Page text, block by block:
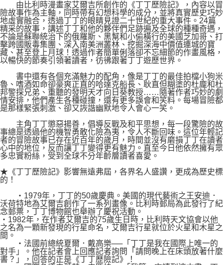
由比利時漫畫家艾爾吉所創作的《丁丁歷險記》，內容以冒
險故事作為主軸，同時帶有幻想科學的成分，並將真實歷史巧妙
地虛實融合，透過丁丁的眼睛見證二十世紀的重大事件。24篇
精采的故事，講述丁丁和他的夥伴們足跡遍及全球的種種奇遇，
不論是蘇聯統治下的俄羅斯、黑幫和小偷橫行的美國芝加哥、打
擊跨國販毒集團、深入南美洲叢林、挖掘深海中價值連城的寶
藏、甚至登上月球！透過作者簡單俐落卻不忘細節的作畫風格，
以暢快的節奏引領著讀者，彷彿跟著丁丁遊歷世界。
書中還有各個充滿魅力的配角，像是丁丁的最佳拍檔小狗米
魯、嗜酒如命卻豪爽正直的哈達克船長、耿直但糊塗的杜龐和杜
邦警探兄弟、重聽的發明天才向日葵教授……隨著作者巧妙的劇
情安排，他們產生各種碰撞，還有更多誤會和笑料。每場冒險都
是那樣緊張刺激、卻又詼諧幽默地令人會心一笑。
主角丁丁懲惡揚善，倡導反戰及和平思想，每一段驚險的故
事總是透過他的機智勇敢化險為夷，令人不斷回味。這位年輕記
者的冒險故事已存在近百年的歲月，時間並沒有磨損丁丁在讀者
心中的地位，反而讓丁丁變得更有魅力。直至今日他依然擁有眾
多忠實粉絲，受到全球不分年齡層讀者喜愛。
★《丁丁歷險記》影響無遠弗屆，各界名人盛讚，更成為歷史標
的！
‧1979年，丁丁的50歲慶典。美國的現代藝術之王安迪．
沃荷特地為艾爾吉創作了一系列畫像。比利時郵局為此發行了紀
念郵票，丁丁博物館也舉辦了慶祝活動。
‧1982年，在作者艾爾吉的75歲生日時，比利時天文協會以他
之名為一顆新發現的行星命名，艾爾吉行星就位於火星和木星之
間。
‧法國前總統夏爾．戴高樂──「丁丁是我在國際上唯一的
對手」。他在記者會上回應記者詢問「請問晚上在床頭放著什麼
書？」，回答的正是《丁丁歷險記》！